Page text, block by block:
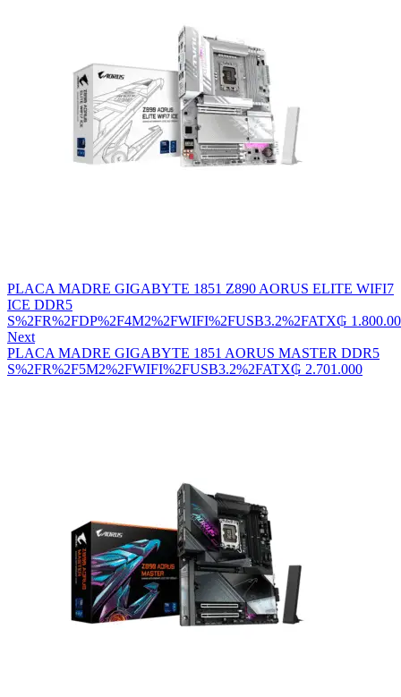
PLACA MADRE GIGABYTE 1851 Z890 AORUS ELITE WIFI7
ICE DDR5
S%2FR%2FDP%2F4M2%2FWIFI%2FUSB3.2%2FATX₲
Next
PLACA MADRE GIGABYTE 1851 AORUS MASTER DDR5
S%2FR%2F5M2%2FWIFI%2FUSB3.2%2FATX₲ 2.701.000